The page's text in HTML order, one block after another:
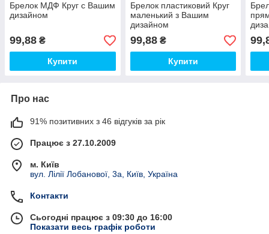
Брелок МДФ Круг с Вашим
дизайном
99,88 ₴
Купити
Брелок пластиковий Круг
маленький з Вашим
дизайном
99,88₴
Купити
Про нас
91% позитивних з 46 відгуків за рік
Працює з 27.10.2009
м. Київ
вул. Лілії Лобанової, 3а, Київ, Україна
Контакти
Сьогодні працює з 09:30 до 16:00
Показати весь графік роботи